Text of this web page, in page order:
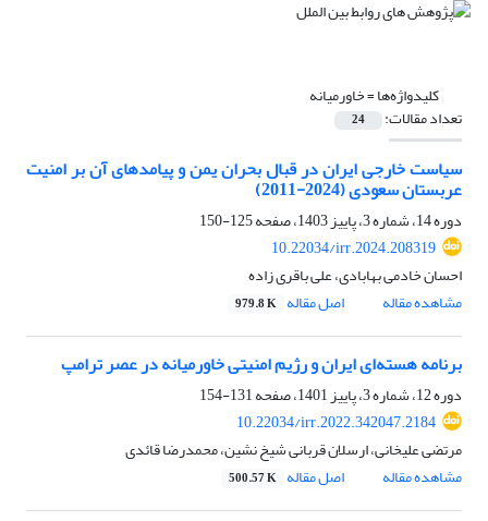
کلیدواژه‌ها =خاورمیانه
تعداد مقالات: 24
سیاست خارجی ایران در قبال بحران یمن و پیامدهای آن بر امنیت
عربستان سعودی (2024-2011)
دوره 14، شماره 3، پاییز 1403، صفحه
125-150
10.22034/irr.2024.208319
احسان خادمی بهابادی، علی باقری زاده
مشاهده مقاله
اصل مقاله 979.8 K
برنامه هسته‌ای ایران و رژیم امنیتی خاورمیانه در عصر ترامپ
دوره 12، شماره 3، پاییز 1401، صفحه
131-154
10.22034/irr.2022.342047.2184
مرتضی علیخانی، ارسلان قربانی شیخ نشین، محمدرضا قائدی
مشاهده مقاله
اصل مقاله 500.57 K